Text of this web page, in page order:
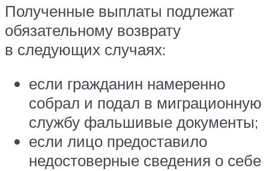
Полученные выплаты подлежат
обязательному возврату
в следующих случаях:
если гражданин намеренно
собрал и подал в миграционную
службу фальшивые документы;
если лицо предоставило
недостоверные сведения о себе